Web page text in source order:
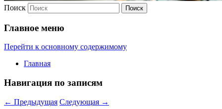
Поиск
Главное меню
Перейти к основному содержимому
Главная
Навигация по записям
← Предыдущая Следующая →